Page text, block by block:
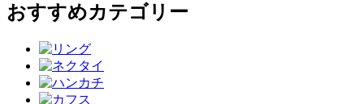
おすすめカテゴリー